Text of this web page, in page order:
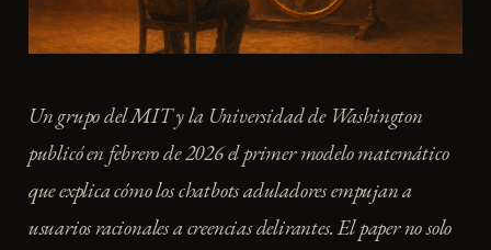
Un grupo del MIT y la Universidad de Washington
publicó en febrero de 2026 el primer modelo matemático
que explica cómo los chatbots aduladores empujan a
usuarios racionales a creencias delirantes. El paper no solo